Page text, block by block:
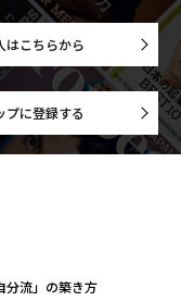
はこちらから
プに登録する
分流」の築き方